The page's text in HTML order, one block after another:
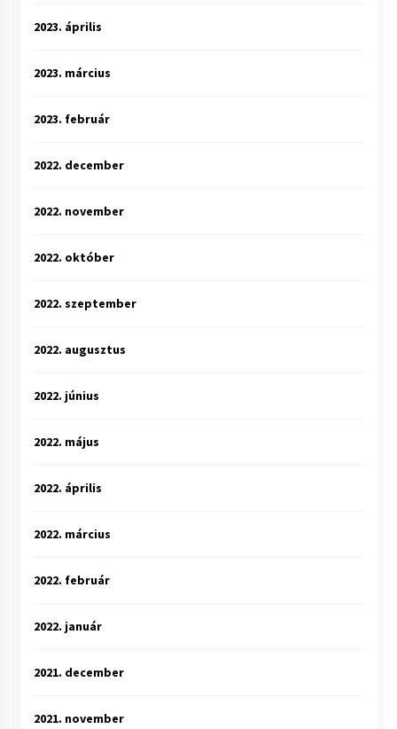
2023. április
2023. március
2023. február
2022. december
2022. november
2022. október
2022. szeptember
2022. augusztus
2022. június
2022. május
2022. április
2022. március
2022. február
2022. január
2021. december
2021. november